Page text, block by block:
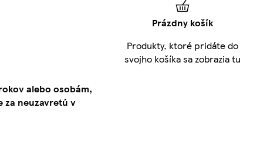
alebo osobám,
za neuzavretú v
Prázdny košík
Produkty, ktoré pridáte do
svojho košíka sa zobrazia tu